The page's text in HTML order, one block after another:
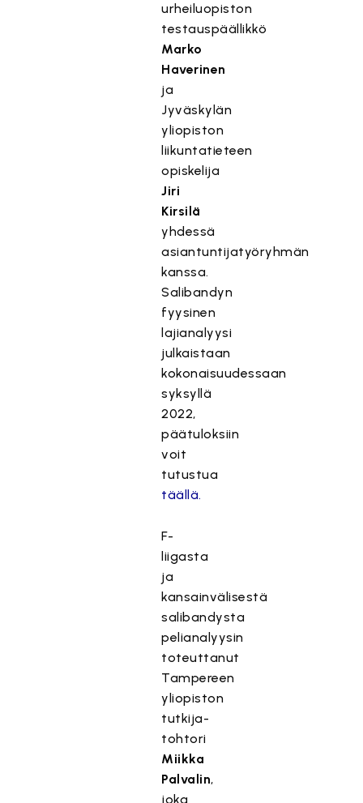
urheiluopiston
testauspäällikkö
Marko
Haverinen
ja
Jyväskylän
yliopiston
liikuntatieteen
opiskelija
Jiri
Kirsilä
yhdessä
asiantuntijatyöryhmän
kanssa.
Salibandyn
fyysinen
lajianalyysi
julkaistaan
kokonaisuudessaan
syksyllä
2022,
päätuloksiin
voit
tutustua
täällä.
F-
liigasta
ja
kansainvälisestä
salibandysta
pelianalyysin
toteuttanut
Tampereen
yliopiston
tutkija-
tohtori
Miikka
Palvalin,
joka